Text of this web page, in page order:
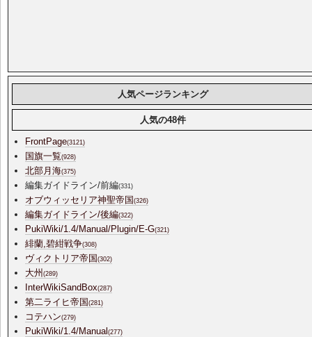
人気ページランキング
人気の48件
FrontPage(3121)
国旗一覧(928)
北部月海(375)
編集ガイドライン/前編(331)
オブウィッセリア神聖帝国(326)
編集ガイドライン/後編(322)
PukiWiki/1.4/Manual/Plugin/E-G(321)
緋蘭,碧紺戦争(308)
ヴィクトリア帝国(302)
大州(289)
InterWikiSandBox(287)
第二ライヒ帝国(281)
コテハン(279)
PukiWiki/1.4/Manual(277)